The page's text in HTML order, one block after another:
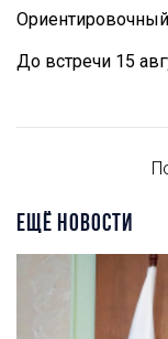
Ориентировочный
До встречи 15
ЕЩЁ НОВОСТИ